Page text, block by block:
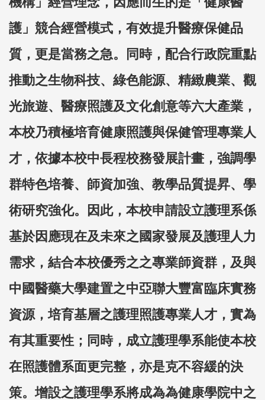
護」競合經營模式，有效提升醫療保健品
質，更是當務之急。同時，配合行政院重點
推動之生物科技、綠色能源、精緻農業、觀
光旅遊、醫療照護及文化創意等六大產業，
本校乃積極培育健康照護與保健管理專業人
才，依據本校中長程校務發展計畫，強調學
群特色培養、師資加強、教學品質提昇、學
術研究強化。因此，本校申請設立護理系係
基於因應現在及未來之國家發展及護理人力
需求，結合本校優秀之之專業師資群，及與
中國醫藥大學建置之中亞聯大豐富臨床實務
資源，培育基層之護理照護專業人才，實為
有其重要性；同時，成立護理學系能使本校
在照護體系面更完整，亦是克不容緩的決
策。增設之護理學系將成為為健康學院中之